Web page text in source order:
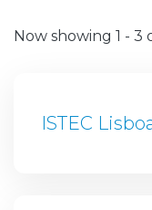
Now showing 1 - 3
ISTEC